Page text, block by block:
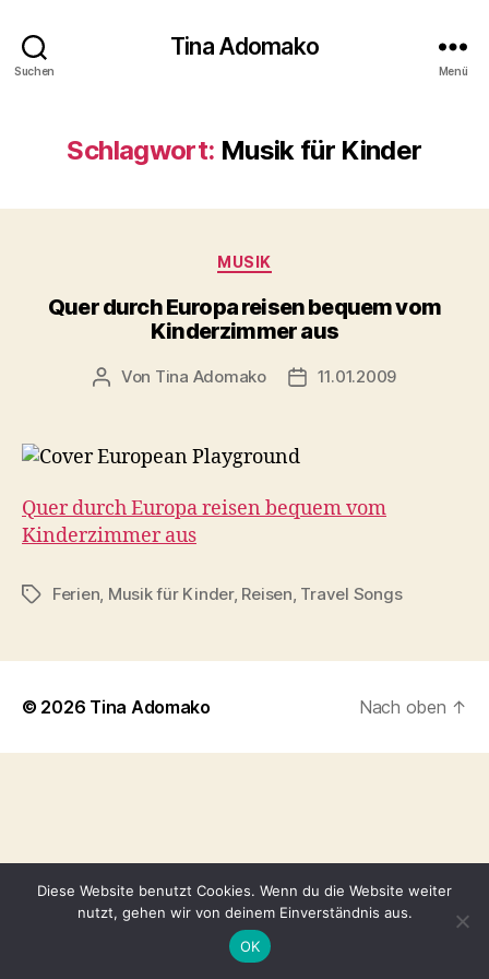
Suchen
Tina Adomako
Menü
Schlagwort: Musik für Kinder
Kategorien
MUSIK
Quer durch Europa reisen bequem vom
Kinderzimmer aus
Beitragsautor
Von Tina Adomako Veröffentlichungsdatum
11.01.2009
Quer durch Europa reisen bequem vom
Kinderzimmer aus
Schlagwörter
Ferien, Musik für Kinder, Reisen, Travel Songs
© 2026 Tina Adomako Nach oben ↑
Diese Website benutzt Cookies. Wenn du die Website weiter
nutzt, gehen wir von deinem Einverständnis aus.
OK